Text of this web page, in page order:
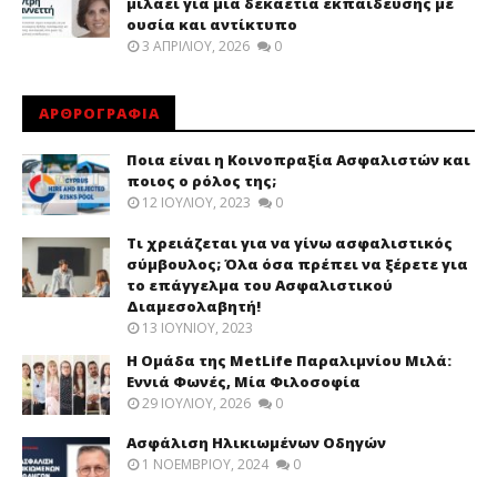
ουσία και αντίκτυπο
3 ΑΠΡΙΛΊΟΥ, 2026 0
ΑΡΘΡΟΓΡΑΦΙΑ
Ποια είναι η Κοινοπραξία Ασφαλιστών και
ποιος ο ρόλος της;
12 ΙΟΥΛΊΟΥ, 2023 0
Τι χρειάζεται για να γίνω ασφαλιστικός
σύμβουλος; Όλα όσα πρέπει να ξέρετε για
το επάγγελμα του Ασφαλιστικού
Διαμεσολαβητή!
13 ΙΟΥΝΊΟΥ, 2023
Η Ομάδα της MetLife Παραλιμνίου Μιλά:
Εννιά Φωνές, Μία Φιλοσοφία
29 ΙΟΥΛΊΟΥ, 2026 0
Ασφάλιση Ηλικιωμένων Οδηγών
1 ΝΟΕΜΒΡΊΟΥ, 2024 0